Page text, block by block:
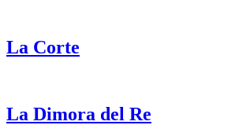
La Corte
La Dimora del Re